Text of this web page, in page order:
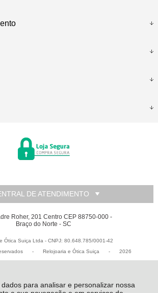
para analisar e personalizar nossa
DE ATENDIMENTO
Roher, 201 Centro CEP 88750-000 -
Braço do Norte - SC
Ótica Suiça Ltda - CNPJ: 80.648.785/0001-42
- Relojoaria e Ótica Suiça - 2026